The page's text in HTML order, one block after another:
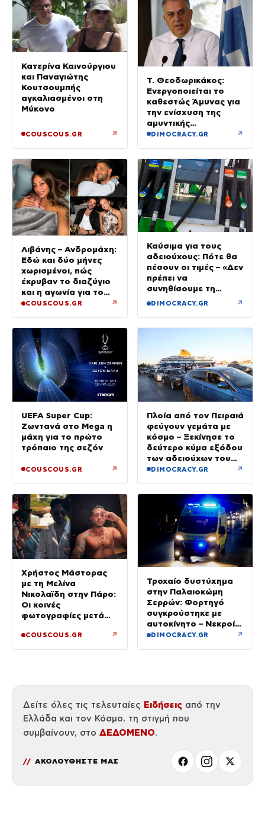
Κατερίνα Καινούργιου
και Παναγιώτης
Κουτσουμπής
αγκαλιασμένοι στη
Μύκονο
COUSCOUS.GR ↗
Τ. Θεοδωρικάκος:
Ενεργοποιείται το
καθεστώς Άμυνας για
την ενίσχυση της
αμυντικής
βιομηχανίας
DIMOCRACY.GR ↗
Λιβάνης – Ανδρομάχη:
Εδώ και δύο μήνες
χωρισμένοι, πώς
έκρυβαν το διαζύγιο
και η αγωνία για το
παιδί
COUSCOUS.GR ↗
Καύσιμα για τους
αδειούχους: Πότε θα
πέσουν οι τιμές – «Δεν
πρέπει να
συνηθίσουμε τη
βενζίνη στα 2 ευρώ»
DIMOCRACY.GR ↗
UEFA Super Cup:
Ζωντανά στο Mega η
μάχη για το πρώτο
τρόπαιο της σεζόν
COUSCOUS.GR ↗
Πλοία από τον Πειραιά
φεύγουν γεμάτα με
κόσμο – Ξεκίνησε το
δεύτερο κύμα εξόδου
των αδειούχων του
Αυγούστου
DIMOCRACY.GR ↗
Χρήστος Μάστορας
με τη Μελίνα
Νικολαϊδη στην Πάρο:
Οι κοινές
φωτογραφίες μετά
τη Γαρυφαλιά
COUSCOUS.GR ↗
Τροχαίο δυστύχημα
στην Παλαιοκώμη
Σερρών: Φορτηγό
συγκρούστηκε με
αυτοκίνητο – Νεκροί
οι επιβάτες του ΙΧ
DIMOCRACY.GR ↗
Δείτε όλες τις τελευταίες Ειδήσεις από την
Ελλάδα και τον Κόσμο, τη στιγμή που
συμβαίνουν, στο ΔΕΔΟΜΕΝΟ.
ΑΚΟΛΟΥΘΗΣΤΕ ΜΑΣ